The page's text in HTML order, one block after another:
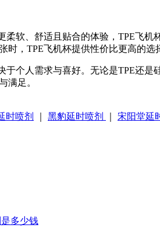
软、舒适且贴合的体验，TPE飞
，TPE飞机杯提供性价比更高的
个人需求与喜好。无论是TPE还
满足。
时喷剂 黑豹延时喷剂 宋阳堂延
多少钱